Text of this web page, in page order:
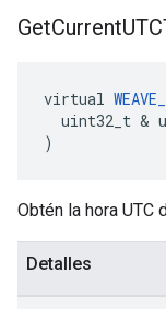
GetCurrent
virtual
uint32_t &
)
Obtén la hora UTC
Detalles